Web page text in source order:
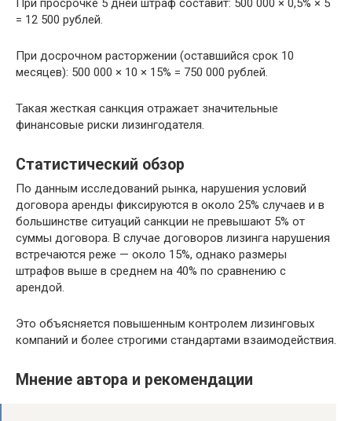
При просрочке 5 дней штраф составит: 500 000 × 0,5% × 5
= 12 500 рублей.
При досрочном расторжении (оставшийся срок 10
месяцев): 500 000 × 10 × 15% = 750 000 рублей.
Такая жесткая санкция отражает значительные
финансовые риски лизингодателя.
Статистический обзор
По данным исследований рынка, нарушения условий
договора аренды фиксируются в около 25% случаев и в
большинстве ситуаций санкции не превышают 5% от
суммы договора. В случае договоров лизинга нарушения
встречаются реже — около 15%, однако размеры
штрафов выше в среднем на 40% по сравнению с
арендой.
Это объясняется повышенным контролем лизинговых
компаний и более строгими стандартами взаимодействия.
Мнение автора и рекомендации